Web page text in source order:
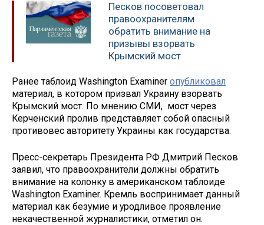
Песков посоветовал
правоохранителям
обратить внимание на
призывы взорвать
Крымский мост
Ранее таблоид Washington Examiner опубликовал
материал, в котором призвал Украину взорвать
Крымский мост. По мнению СМИ, мост через
Керченский пролив представляет собой опасный
противовес авторитету Украины как государства.
Пресс-секретарь Президента РФ Дмитрий Песков
заявил, что правоохранители должны обратить
внимание на колонку в американском таблоиде
Washington Examiner. Кремль воспринимает данный
материал как безумие и уродливое проявление
некачественной журналистики, отметил он.